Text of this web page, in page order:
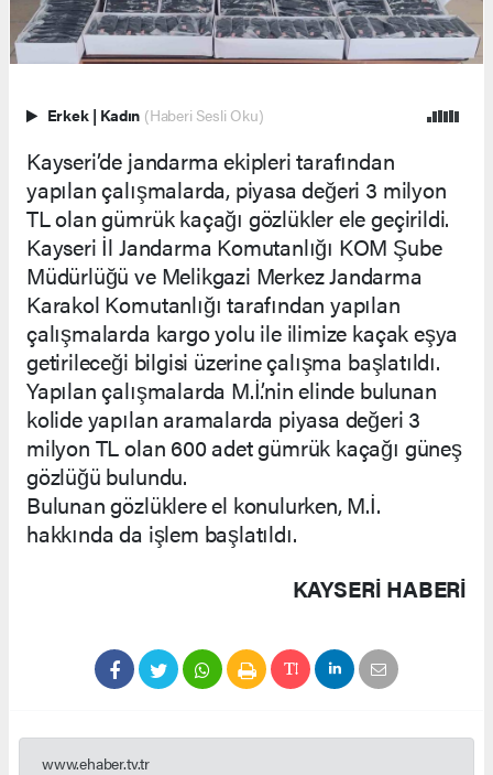
Erkek | Kadın (Haberi Sesli Oku)
Kayseri’de jandarma ekipleri tarafından
yapılan çalışmalarda, piyasa değeri 3 milyon
TL olan gümrük kaçağı gözlükler ele geçirildi.
Kayseri İl Jandarma Komutanlığı KOM Şube
Müdürlüğü ve Melikgazi Merkez Jandarma
Karakol Komutanlığı tarafından yapılan
çalışmalarda kargo yolu ile ilimize kaçak eşya
getirileceği bilgisi üzerine çalışma başlatıldı.
Yapılan çalışmalarda M.İ.’nin elinde bulunan
kolide yapılan aramalarda piyasa değeri 3
milyon TL olan 600 adet gümrük kaçağı güneş
gözlüğü bulundu.
Bulunan gözlüklere el konulurken, M.İ.
hakkında da işlem başlatıldı.
KAYSERI HABERİ
www.ehaber.tv.tr